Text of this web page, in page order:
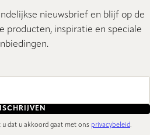
nieuwsbrief en blijf op de
producten, inspiratie en speciale
u dat u akkoord gaat met ons privacybeleid.